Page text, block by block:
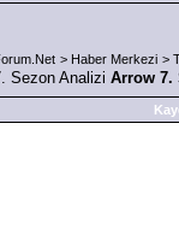
> Haber Merkezi >
Arrow 7.